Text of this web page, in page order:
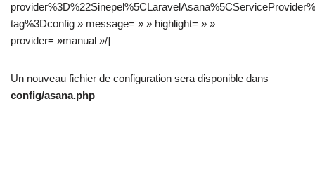
tag%3Dconfig » message= » » highlight= » »
provider= »manual »/]
Un nouveau fichier de configuration sera disponible dans
config/asana.php